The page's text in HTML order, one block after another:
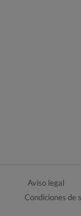
Aviso legal
Condiciones de